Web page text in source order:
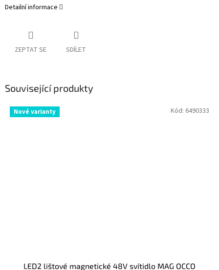
Detailní informace
ZEPTAT SE SDÍLET
Související produkty
Nové varianty
LED2 lištové magnetické 48V svítidlo MAG OCCO
Kód: 6490333